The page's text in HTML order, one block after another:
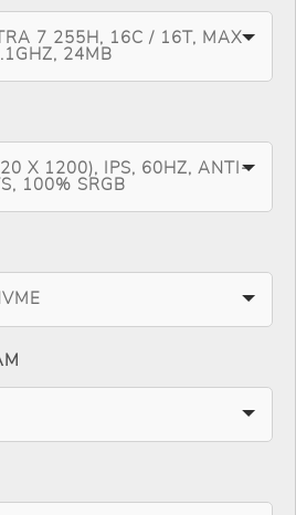
7 255H, 16C / 16T, MAX
24MB
X 1200), IPS, 60HZ, ANTI-
100% SRGB